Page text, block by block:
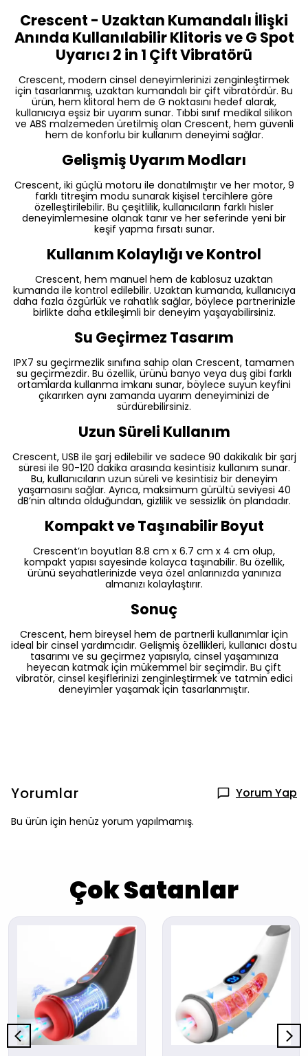
Crescent - Uzaktan Kumandalı İlişki
Anında Kullanılabilir Klitoris ve G Spot
Uyarıcı 2 in 1 Çift Vibratörü
Crescent, modern cinsel deneyimlerinizi zenginleştirmek
için tasarlanmış, uzaktan kumandalı bir çift vibratördür. Bu
ürün, hem klitoral hem de G noktasını hedef alarak,
kullanıcıya eşsiz bir uyarım sunar. Tıbbi sınıf medikal silikon
ve ABS malzemeden üretilmiş olan Crescent, hem güvenli
hem de konforlu bir kullanım deneyimi sağlar.
Gelişmiş Uyarım Modları
Crescent, iki güçlü motoru ile donatılmıştır ve her motor, 9
farklı titreşim modu sunarak kişisel tercihlere göre
özelleştirilebilir. Bu çeşitlilik, kullanıcıların farklı hisler
deneyimlemesine olanak tanır ve her seferinde yeni bir
keşif yapma fırsatı sunar.
Kullanım Kolaylığı ve Kontrol
Crescent, hem manuel hem de kablosuz uzaktan
kumanda ile kontrol edilebilir. Uzaktan kumanda, kullanıcıya
daha fazla özgürlük ve rahatlık sağlar, böylece partnerinizle
birlikte daha etkileşimli bir deneyim yaşayabilirsiniz.
Su Geçirmez Tasarım
IPX7 su geçirmezlik sınıfına sahip olan Crescent, tamamen
su geçirmezdir. Bu özellik, ürünü banyo veya duş gibi farklı
ortamlarda kullanma imkanı sunar, böylece suyun keyfini
çıkarırken aynı zamanda uyarım deneyiminizi de
sürdürebilirsiniz.
Uzun Süreli Kullanım
Crescent, USB ile şarj edilebilir ve sadece 90 dakikalık bir şarj
süresi ile 90-120 dakika arasında kesintisiz kullanım sunar.
Bu, kullanıcıların uzun süreli ve kesintisiz bir deneyim
yaşamasını sağlar. Ayrıca, maksimum gürültü seviyesi 40
dB’nin altında olduğundan, gizlilik ve sessizlik ön plandadır.
Kompakt ve Taşınabilir Boyut
Crescent’ın boyutları 8.8 cm x 6.7 cm x 4 cm olup,
kompakt yapısı sayesinde kolayca taşınabilir. Bu özellik,
ürünü seyahatlerinizde veya özel anlarınızda yanınıza
almanızı kolaylaştırır.
Sonuç
Crescent, hem bireysel hem de partnerli kullanımlar için
ideal bir cinsel yardımcıdır. Gelişmiş özellikleri, kullanıcı dostu
tasarımı ve su geçirmez yapısıyla, cinsel yaşamınıza
heyecan katmak için mükemmel bir seçimdir. Bu çift
vibratör, cinsel keşiflerinizi zenginleştirmek ve tatmin edici
deneyimler yaşamak için tasarlanmıştır.
Yorumlar Yorum Yap
Bu ürün için henüz yorum yapılmamış.
Çok Satanlar